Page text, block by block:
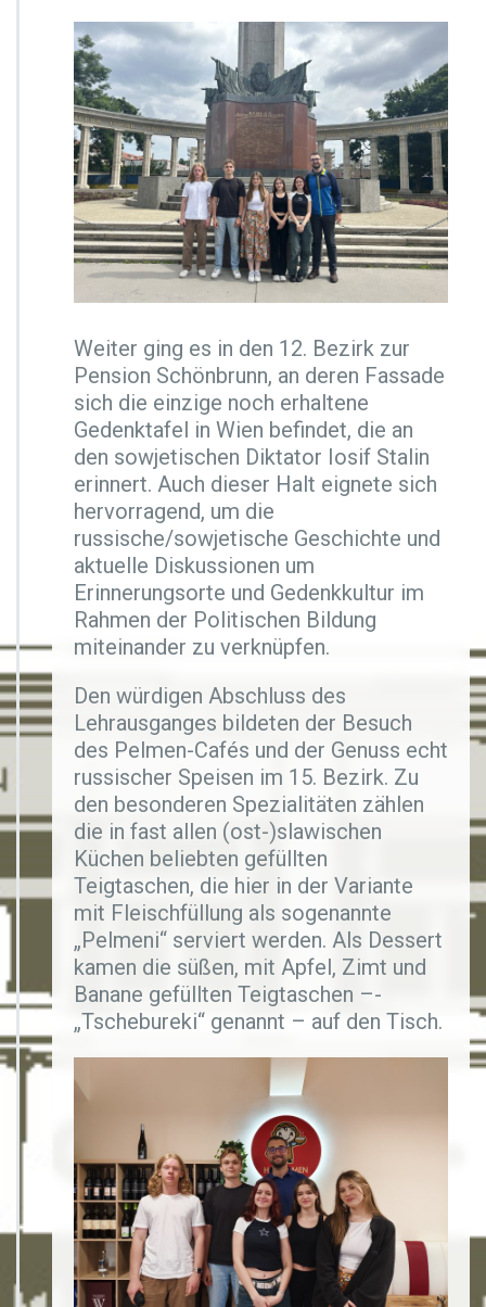
Weiter ging es in den 12. Bezirk zur
Pension Schönbrunn, an deren Fassade
sich die einzige noch erhaltene
Gedenktafel in Wien befindet, die an
den sowjetischen Diktator Iosif Stalin
erinnert. Auch dieser Halt eignete sich
hervorragend, um die
russische/sowjetische Geschichte und
aktuelle Diskussionen um
Erinnerungsorte und Gedenkkultur im
Rahmen der Politischen Bildung
miteinander zu verknüpfen.
Den würdigen Abschluss des
Lehrausganges bildeten der Besuch
des Pelmen-Cafés und der Genuss echt
russischer Speisen im 15. Bezirk. Zu
den besonderen Spezialitäten zählen
die in fast allen (ost-)slawischen
Küchen beliebten gefüllten
Teigtaschen, die hier in der Variante
mit Fleischfüllung als sogenannte
„Pelmeni“ serviert werden. Als Dessert
kamen die süßen, mit Apfel, Zimt und
Banane gefüllten Teigtaschen –­
„Tschebureki“ genannt – auf den Tisch.